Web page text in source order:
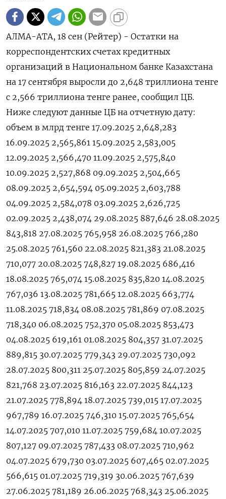
АЛМА-АТА, 18 сен (Рейтер) - Остатки на
корреспондентских счетах кредитных
организаций в Национальном банке Казахстана
на 17 сентября выросли до 2,648 триллиона тенге
с 2,566 триллиона тенге ранее, сообщил ЦБ.
Ниже следуют данные ЦБ на отчетную дату:
объем в млрд тенге 17.09.2025 2,648,283
16.09.2025 2,565,861 15.09.2025 2,583,005
12.09.2025 2,566,470 11.09.2025 2,575,840
10.09.2025 2,527,868 09.09.2025 2,504,665
08.09.2025 2,654,594 05.09.2025 2,603,788
04.09.2025 2,584,078 03.09.2025 2,626,725
02.09.2025 2,438,074 29.08.2025 887,646 28.08.2025
843,818 27.08.2025 765,958 26.08.2025 766,280
25.08.2025 761,560 22.08.2025 821,383 21.08.2025
710,077 20.08.2025 748,827 19.08.2025 686,416
18.08.2025 765,074 15.08.2025 835,820 14.08.2025
767,036 13.08.2025 781,665 12.08.2025 663,774
11.08.2025 718,834 08.08.2025 781,869 07.08.2025
718,340 06.08.2025 752,370 05.08.2025 853,473
04.08.2025 619,161 01.08.2025 804,357 31.07.2025
889,815 30.07.2025 779,343 29.07.2025 730,092
28.07.2025 800,311 25.07.2025 805,859 24.07.2025
821,768 23.07.2025 816,163 22.07.2025 844,123
21.07.2025 778,894 18.07.2025 739,015 17.07.2025
967,789 16.07.2025 746,310 15.07.2025 765,654
14.07.2025 707,010 11.07.2025 759,684 10.07.2025
807,127 09.07.2025 787,433 08.07.2025 710,962
04.07.2025 679,730 03.07.2025 607,465 02.07.2025
566,615 01.07.2025 719,319 30.06.2025 767,639
27.06.2025 781,189 26.06.2025 768,343 25.06.2025